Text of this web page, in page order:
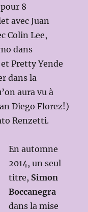
8
avec Juan
Colin Lee,
dans
Pretty Yende
dans la
aura vu à
Diego Florez!)
Renzetti.
En automne
2014, un seul
titre, Simon
Boccanegra
dans la mise